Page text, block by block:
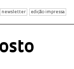
newsletter edição impressa